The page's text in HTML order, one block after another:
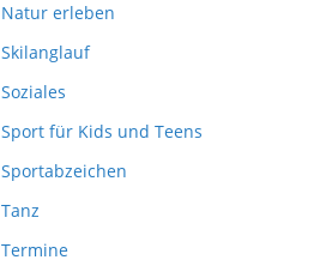
Natur erleben
Skilanglauf
Soziales
Sport für Kids und Teens
Sportabzeichen
Tanz
Termine